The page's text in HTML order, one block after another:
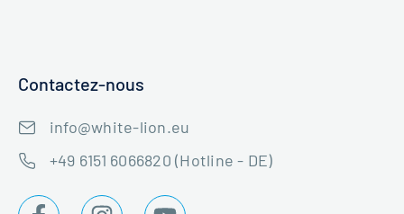
Contactez-nous
info@white-lion.eu
+49 6151 6066820 (Hotline - DE)